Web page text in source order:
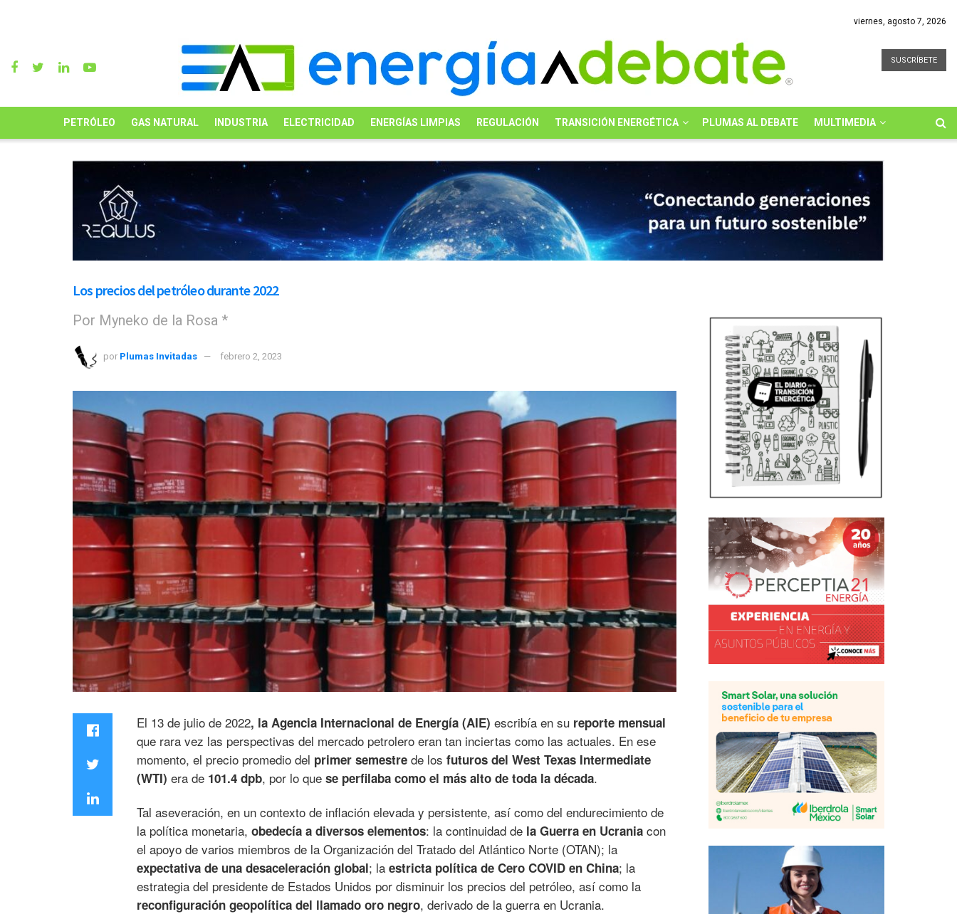
viernes, agosto 7, 2026
SUSCRÍBETE
PETRÓLEO GAS NATURAL INDUSTRIA ELECTRICIDAD ENERGÍAS LIMPIAS REGULACIÓN TRANSICIÓN ENERGÉTICA PLUMAS AL DEBATE MULTIMEDIA
Los precios del petróleo durante 2022
Por Myneko de la Rosa *
por Plumas Invitadas febrero 2, 2023
El 13 de julio de 2022, la Agencia Internacional de Energía (AIE) escribía en su reporte mensual
que rara vez las perspectivas del mercado petrolero eran tan inciertas como las actuales. En ese
momento, el precio promedio del primer semestre de los futuros del West Texas Intermediate
(WTI) era de 101.4 dpb, por lo que se perfilaba como el más alto de toda la década.
Tal aseveración, en un contexto de inflación elevada y persistente, así como del endurecimiento de
la política monetaria, obedecía a diversos elementos: la continuidad de la Guerra en Ucrania con
el apoyo de varios miembros de la Organización del Tratado del Atlántico Norte (OTAN); la
expectativa de una desaceleración global; la estricta política de Cero COVID en China; la
estrategia del presidente de Estados Unidos por disminuir los precios del petróleo, así como la
reconfiguración geopolítica del llamado oro negro, derivado de la guerra en Ucrania.